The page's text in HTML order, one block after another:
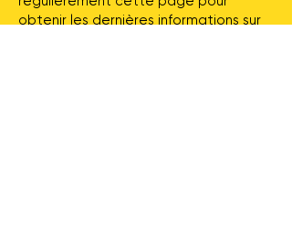
obtenir les dernières informations sur